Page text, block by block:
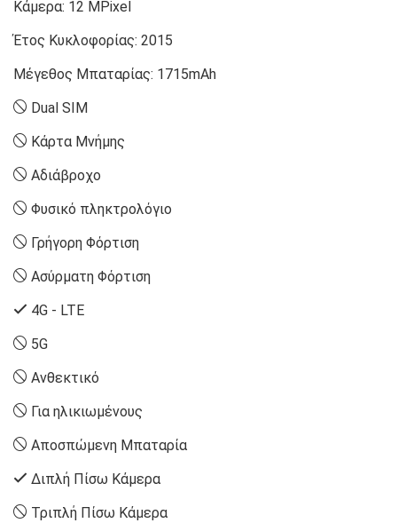
Κάμερα: 12 MPixel
Έτος Κυκλοφορίας: 2015
Μέγεθος Μπαταρίας: 1715mAh
Dual SIM
Κάρτα Μνήμης
Αδιάβροχο
Φυσικό πληκτρολόγιο
Γρήγορη Φόρτιση
Ασύρματη Φόρτιση
4G - LTE
5G
Ανθεκτικό
Για ηλικιωμένους
Αποσπώμενη Μπαταρία
Διπλή Πίσω Κάμερα
Τριπλή Πίσω Κάμερα